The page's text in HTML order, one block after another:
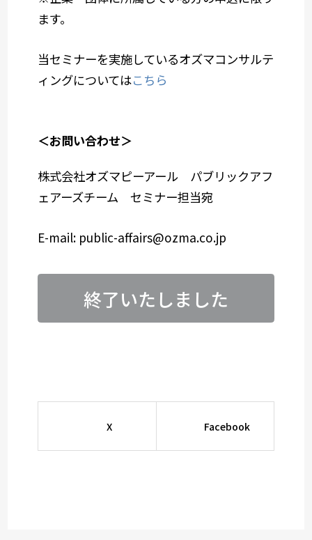
ます。
当セミナーを実施しているオズマコンサルテ
ィングについてはこちら
＜お問い合わせ＞
株式会社オズマピーアール パブリックアフ
ェアーズチーム セミナー担当宛
E-mail: public-affairs@ozma.co.jp
終了いたしました
X Facebook